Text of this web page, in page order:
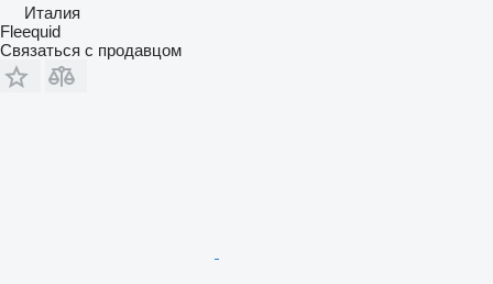
Италия
Fleequid
Связаться с продавцом